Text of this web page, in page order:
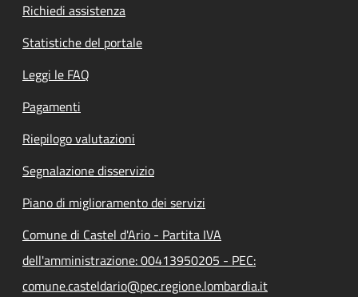
Richiedi assistenza
Statistiche del portale
Leggi le FAQ
Pagamenti
Riepilogo valutazioni
Segnalazione disservizio
Piano di miglioramento dei servizi
Comune di Castel d'Ario - Partita IVA
dell'amministrazione: 00413950205 - PEC:
comune.casteldario@pec.regione.lombardia.it